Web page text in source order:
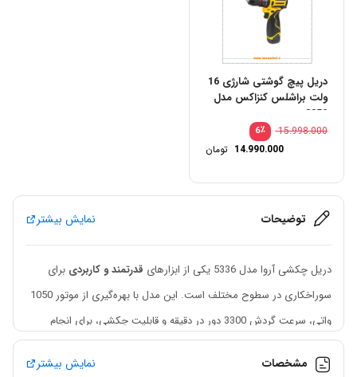
دریل پیچ گوشتی شارژی 16
ولت براشلس کنزاکس مدل
8850
٪6
15.998.000
14.990.000 تومان
توضیحات نمایش بیشتر
دریل چکشی آروا مدل 5336 یکی از ابزارهای قدرتمند و کاربردی برای
سوراخکاری در سطوح مختلف است. این مدل با بهره‌گیری از موتور 1050
واتی، سرعت گردش 3300 دور در دقیقه و قابلیت چکشی، برای انجام
محسوب می‌شود.
مشخصات نمایش بیشتر